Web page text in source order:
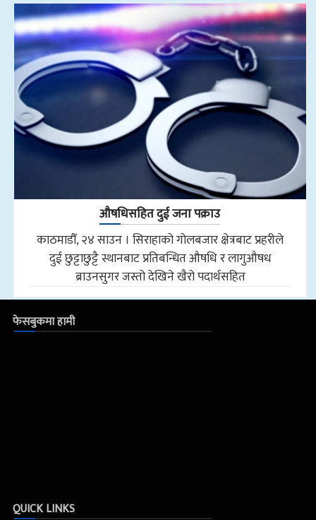
औषधिसहित दुई जना पक्राउ
काठमाडौँ, २४ साउन । सिराहाको गोलबजार क्षेत्रबाट प्रहरीले
दुई छुट्टाछुट्टै स्थानबाट प्रतिबन्धित औषधि र लागुऔषध
ब्राउनसुगर जस्तो देखिने खैरो पदार्थसहित
फेसबुकमा हामी
QUICK LINKS